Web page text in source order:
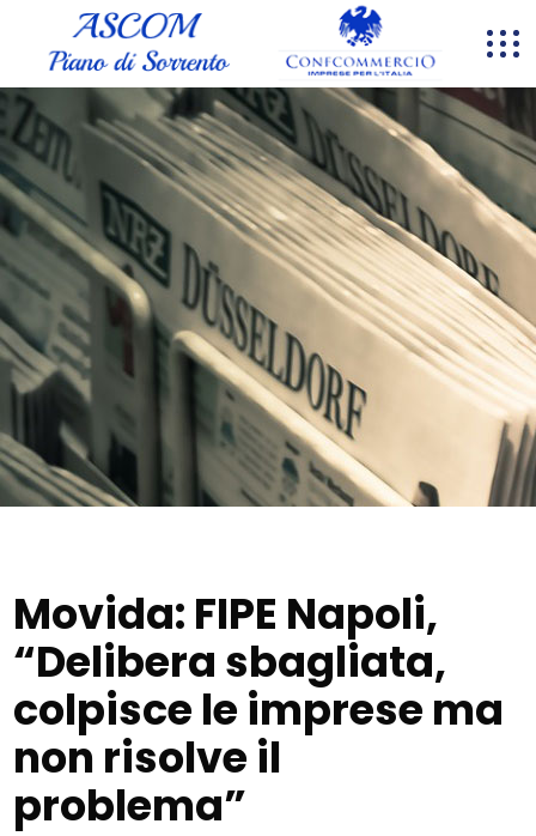
Movida: FIPE Napoli,
“Delibera sbagliata,
colpisce le imprese ma
non risolve il
problema”